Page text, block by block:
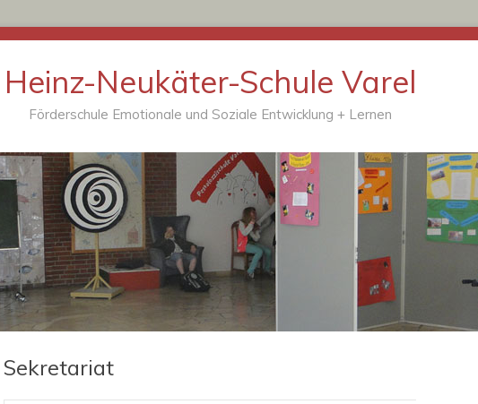
Heinz-Neukäter-Schule Varel
Förderschule Emotionale und Soziale Entwicklung + Lernen
Sekretariat